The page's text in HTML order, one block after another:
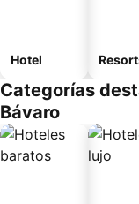
Hotel
Categorías
Bávaro